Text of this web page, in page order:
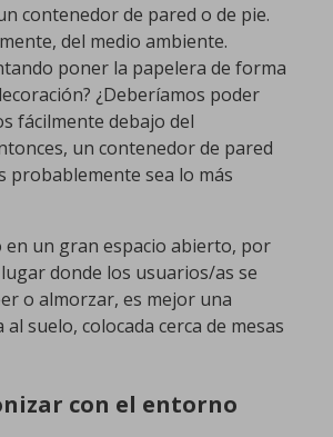
contenedor de pared o de pie.
del medio ambiente.
poner la papelera de forma
¿Deberíamos poder
fácilmente debajo del
un contenedor de pared
probablemente sea lo más
en un gran espacio abierto, por
donde los usuarios/as se
o almorzar, es mejor una
al suelo, colocada cerca de mesas
con el entorno